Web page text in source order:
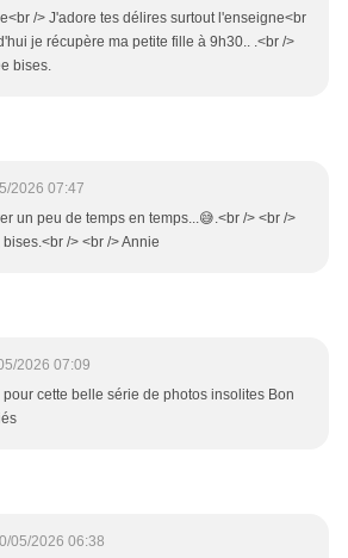
/> J'adore tes délires surtout l'enseigne<br
je récupère ma petite fille à 9h30.. .<br />
bises.
2026 07:47
un peu de temps en temps...😅.<br /> <br />
/> <br /> Annie
2026 07:09
pour cette belle série de photos insolites Bon
05/2026 06:38